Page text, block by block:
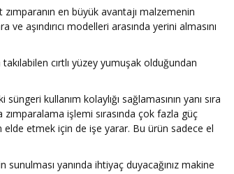
en büyük avantajı malzemenin
aşındırıcı modelleri arasında yerini almasını
cırtlı yüzey yumuşak olduğundan
kullanım kolaylığı sağlamasının yanı sıra
işlemi sırasında çok fazla güç
etmek için de işe yarar. Bu ürün sadece el
yanında ihtiyaç duyacağınız makine